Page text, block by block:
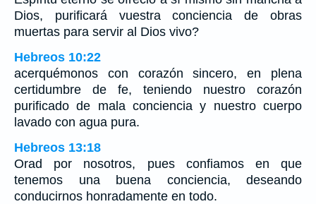
Dios, purificará vuestra conciencia de obras
muertas para servir al Dios vivo?
Hebreos 10:22
acerquémonos con corazón sincero, en plena
certidumbre de fe, teniendo nuestro corazón
purificado de mala conciencia y nuestro cuerpo
lavado con agua pura.
Hebreos 13:18
Orad por nosotros, pues confiamos en que
tenemos una buena conciencia, deseando
conducirnos honradamente en todo.